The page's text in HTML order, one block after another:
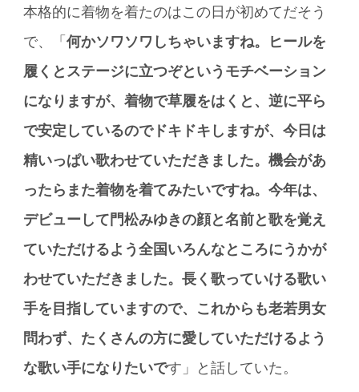
本格的に着物を着たのはこの日が初めてだそう
で、「何かソワソワしちゃいますね。ヒールを
履くとステージに立つぞというモチベーション
になりますが、着物で草履をはくと、逆に平ら
で安定しているのでドキドキしますが、今日は
精いっぱい歌わせていただきました。機会があ
ったらまた着物を着てみたいですね。今年は、
デビューして門松みゆきの顔と名前と歌を覚え
ていただけるよう全国いろんなところにうかが
わせていただきました。長く歌っていける歌い
手を目指していますので、これからも老若男女
問わず、たくさんの方に愛していただけるよう
な歌い手になりたいです」と話していた。